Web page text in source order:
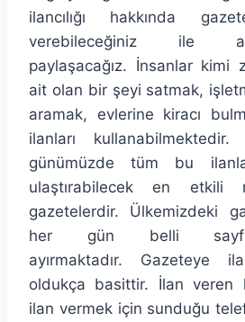
ilancılığı hakkında
verebileceğiniz ile
paylaşacağız. İnsanlar kimi
ait olan bir şeyi satmak,
aramak, evlerine kiracı
ilanları
günümüzde tüm bu
ulaştırabilecek en etkili
gazetelerdir. Ülkemizdeki
her gün belli
ayırmaktadır. Gazeteye
oldukça basittir. İlan veren
ilan vermek için sunduğu